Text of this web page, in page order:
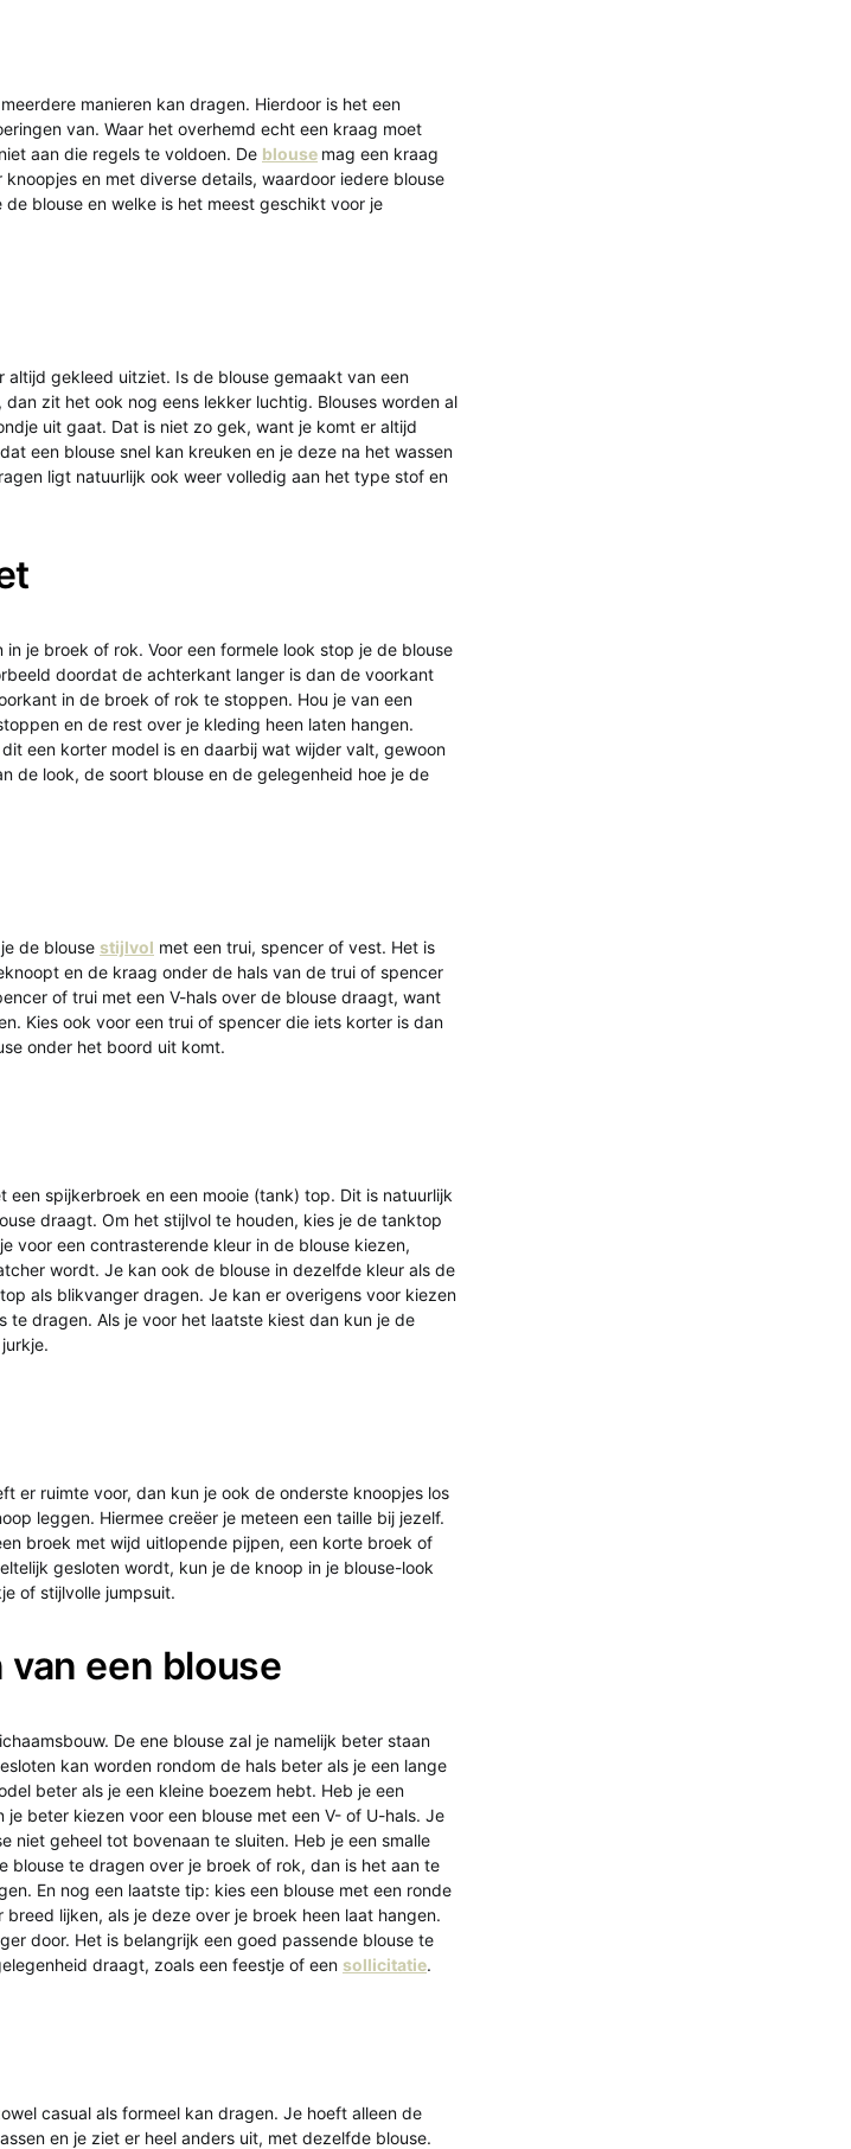
manieren kan dragen. Hierdoor is het een
van. Waar het overhemd echt een kraag moet
aan die regels te voldoen. De blouse mag een kraag
en met diverse details, waardoor iedere blouse
blouse en welke is het meest geschikt voor je
gekleed uitziet. Is de blouse gemaakt van een
zit het ook nog eens lekker luchtig. Blouses worden al
uit gaat. Dat is niet zo gek, want je komt er altijd
een blouse snel kan kreuken en je deze na het wassen
ligt natuurlijk ook weer volledig aan het type stof en
je broek of rok. Voor een formele look stop je de blouse
doordat de achterkant langer is dan de voorkant
in de broek of rok te stoppen. Hou je van een
en de rest over je kleding heen laten hangen.
een korter model is en daarbij wat wijder valt, gewoon
de look, de soort blouse en de gelegenheid hoe je de
de blouse stijlvol met een trui, spencer of vest. Het is
en de kraag onder de hals van de trui of spencer
of trui met een V-hals over de blouse draagt, want
Kies ook voor een trui of spencer die iets korter is dan
onder het boord uit komt.
een spijkerbroek en een mooie (tank) top. Dit is natuurlijk
draagt. Om het stijlvol te houden, kies je de tanktop
voor een contrasterende kleur in de blouse kiezen,
wordt. Je kan ook de blouse in dezelfde kleur als de
als blikvanger dragen. Je kan er overigens voor kiezen
te dragen. Als je voor het laatste kiest dan kun je de
er ruimte voor, dan kun je ook de onderste knoopjes los
leggen. Hiermee creëer je meteen een taille bij jezelf.
broek met wijd uitlopende pijpen, een korte broek of
gesloten wordt, kun je de knoop in je blouse-look
of stijlvolle jumpsuit.
een blouse
De ene blouse zal je namelijk beter staan
kan worden rondom de hals beter als je een lange
beter als je een kleine boezem hebt. Heb je een
beter kiezen voor een blouse met een V- of U-hals. Je
niet geheel tot bovenaan te sluiten. Heb je een smalle
blouse te dragen over je broek of rok, dan is het aan te
En nog een laatste tip: kies een blouse met een ronde
lijken, als je deze over je broek heen laat hangen.
door. Het is belangrijk een goed passende blouse te
draagt, zoals een feestje of een sollicitatie.
casual als formeel kan dragen. Je hoeft alleen de
en je ziet er heel anders uit, met dezelfde blouse.